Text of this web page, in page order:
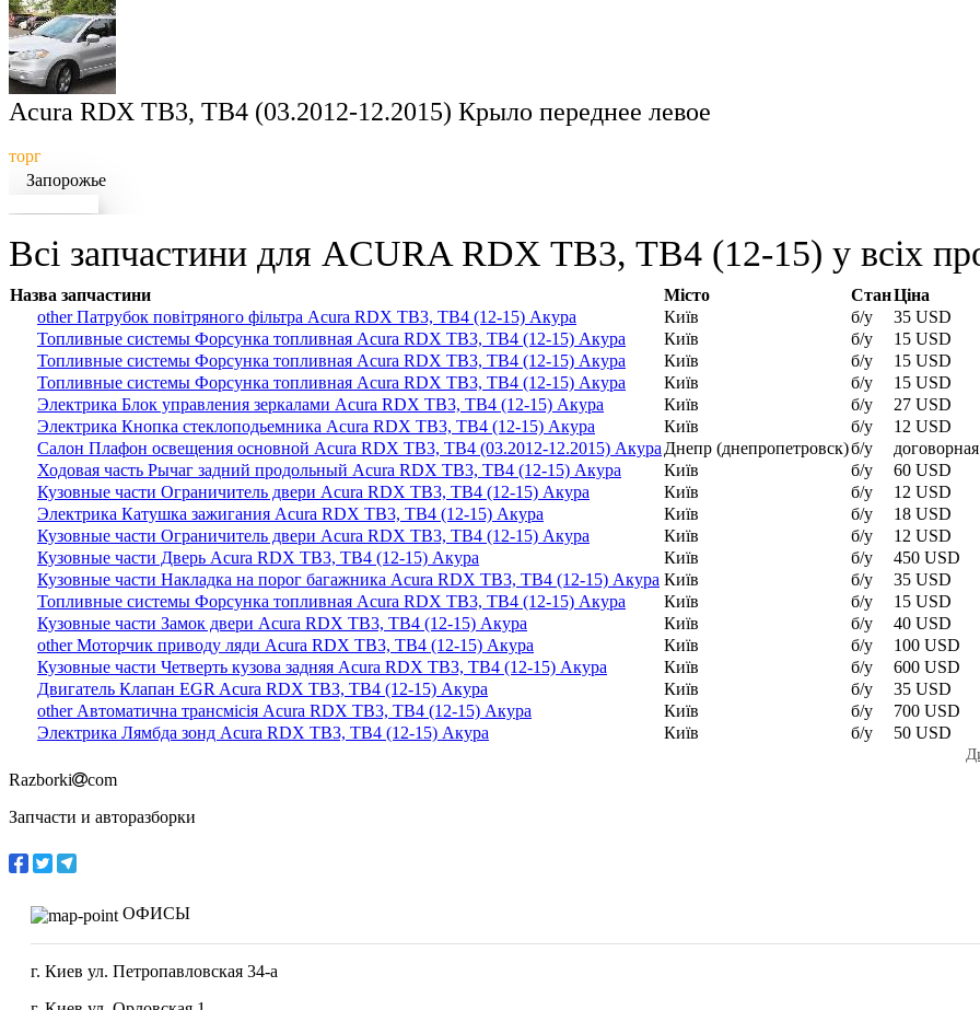
Acura RDX TB3, TB4 (03.2012-12.2015) Крыло переднее левое
торг
Запорожье
Всі запчастини для ACURA RDX TB3, TB4 (12-15) у всіх
Назва запчастини Місто СтанЦіна
other Патрубок повітряного фільтра Acura RDX TB3, TB4 (12-15) Акура
Київ б/у
35 USD
Топливные системы Форсунка топливная Acura RDX TB3, TB4 (12-15) Акура
Київ б/у
15 USD
Топливные системы Форсунка топливная Acura RDX TB3, TB4 (12-15) Акура
Київ б/у
15 USD
Топливные системы Форсунка топливная Acura RDX TB3, TB4 (12-15) Акура
Київ б/у
15 USD
Электрика Блок управления зеркалами Acura RDX TB3, TB4 (12-15) Акура
Київ б/у
27 USD
Электрика Кнопка стеклоподьемника Acura RDX TB3, TB4 (12-15) Акура
Київ б/у
12 USD
Салон Плафон освещения основной Acura RDX TB3, TB4 (03.2012-12.2015) Акура Днепр (днепропетровск)б/у
договорная
Ходовая часть Рычаг задний продольный Acura RDX TB3, TB4 (12-15) Акура
Київ б/у
60 USD
Кузовные части Ограничитель двери Acura RDX TB3, TB4 (12-15) Акура
Київ б/у
12 USD
Электрика Катушка зажигания Acura RDX TB3, TB4 (12-15) Акура
Київ б/у
18 USD
Кузовные части Ограничитель двери Acura RDX TB3, TB4 (12-15) Акура
Київ б/у
12 USD
Кузовные части Дверь Acura RDX TB3, TB4 (12-15) Акура
Київ б/у
450 USD
Кузовные части Накладка на порог багажника Acura RDX TB3, TB4 (12-15) Акура Київ б/у
35 USD
Топливные системы Форсунка топливная Acura RDX TB3, TB4 (12-15) Акура
Київ б/у
15 USD
Кузовные части Замок двери Acura RDX TB3, TB4 (12-15) Акура
Київ б/у
40 USD
other Моторчик приводу ляди Acura RDX TB3, TB4 (12-15) Акура
Київ б/у
100 USD
Кузовные части Четверть кузова задняя Acura RDX TB3, TB4 (12-15) Акура
Київ б/у
600 USD
Двигатель Клапан EGR Acura RDX TB3, TB4 (12-15) Акура
Київ б/у
35 USD
other Автоматична трансмісія Acura RDX TB3, TB4 (12-15) Акура
Київ б/у
700 USD
Электрика Лямбда зонд Acura RDX TB3, TB4 (12-15) Акура
Київ б/у 50 USD
Razborki
com
Запчасти и авторазборки
ОФИСЫ
г. Киев ул. Петропавловская 34-а